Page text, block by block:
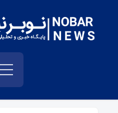
مسعود برزگرجلالی –